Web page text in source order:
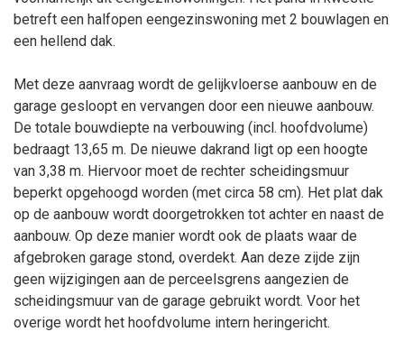
betreft een halfopen eengezinswoning met 2 bouwlagen en
een hellend dak.
Met deze aanvraag wordt de gelijkvloerse aanbouw en de
garage gesloopt en vervangen door een nieuwe aanbouw.
De totale bouwdiepte na verbouwing (incl. hoofdvolume)
bedraagt 13,65 m. De nieuwe dakrand ligt op een hoogte
van 3,38 m. Hiervoor moet de rechter scheidingsmuur
beperkt opgehoogd worden (met circa 58 cm). Het plat dak
op de aanbouw wordt doorgetrokken tot achter en naast de
aanbouw. Op deze manier wordt ook de plaats waar de
afgebroken garage stond, overdekt. Aan deze zijde zijn
geen wijzigingen aan de perceelsgrens aangezien de
scheidingsmuur van de garage gebruikt wordt. Voor het
overige wordt het hoofdvolume intern heringericht.